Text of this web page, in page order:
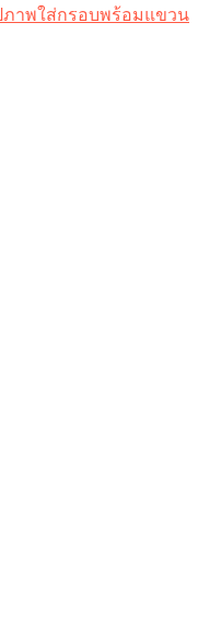
าพใส่กรอบพร้อมแขวน​